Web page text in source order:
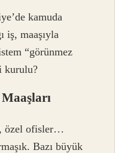
kamuda
iş, maaşıyla
“görünmez
kurulu?
özel ofisler…
Bazı büyük